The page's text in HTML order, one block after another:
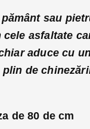
pământ sau
asfaltate
aduce cu
de
de 80 de cm